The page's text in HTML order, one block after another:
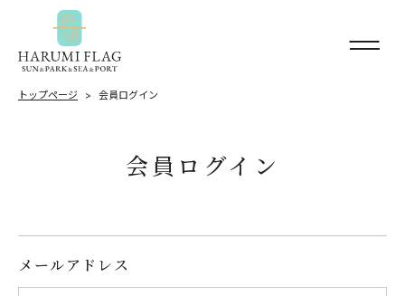
トップページ 会員ログイン
会員ログイン
メールアドレス